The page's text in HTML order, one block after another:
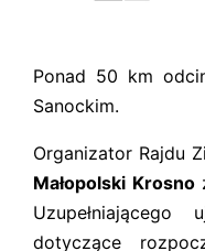
Ponad 50 km
Sanockim.
Organizator Rajdu
Małopolski Krosno
Uzupełniającego
dotyczące